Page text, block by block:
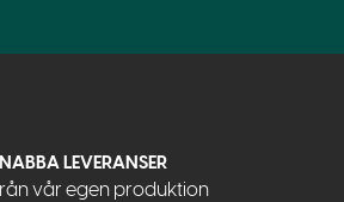
LEVERANSER
vår egen produktion